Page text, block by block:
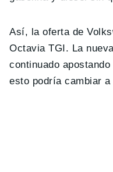
Así, la oferta de
Octavia TGI. La
continuado
esto podría cambiar